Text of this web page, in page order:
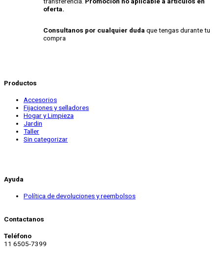
oferta.
Consultanos por cualquier duda que tengas durante tu
compra
Productos
Accesorios
Fijaciones y selladores
Hogar y Limpieza
Jardin
Taller
Sin categorizar
Ayuda
Política de devoluciones y reembolsos
Contactanos
Teléfono
11 6505-7399